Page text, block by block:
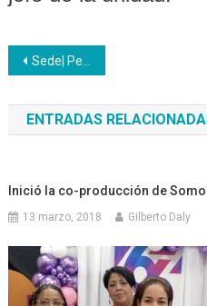
Navegación
de
entradas
Sede| Personal Jubilado y Pensionado es protegido por autoridades de la institución
ENTRADAS
Inició la co-producción de
13 marzo, 2018 Gilberto Daly